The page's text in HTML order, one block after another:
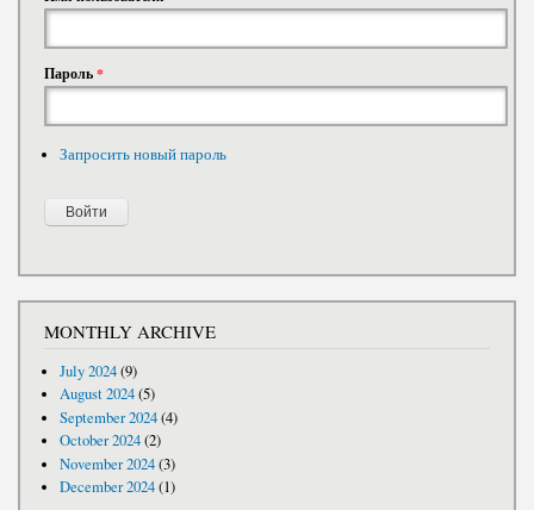
Пароль*
Запросить новый пароль
MONTHLY ARCHIVE
July 2024(9)
August 2024(5)
September 2024(4)
October 2024(2)
November 2024(3)
December 2024(1)